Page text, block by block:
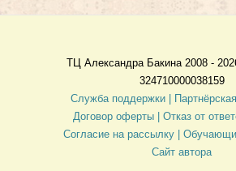
ТЦ Александра Бакина 2008 -
324710000038159
Служба поддержки |
Договор оферты
| Отказ от
Согласие на рассылку |
Сайт автора